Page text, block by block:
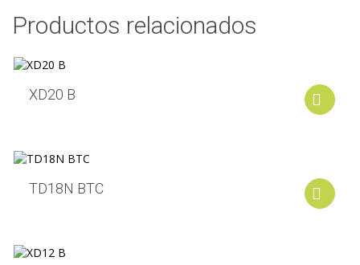
Productos relacionados
XD20 B
TD18N BTC